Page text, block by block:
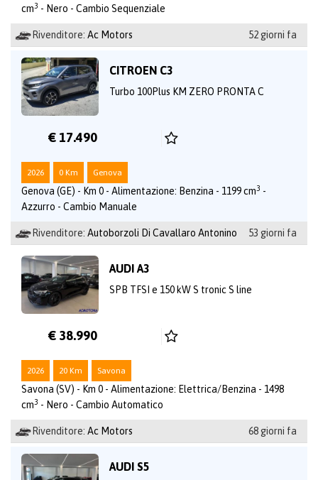
cm3 - Nero - Cambio Sequenziale
Rivenditore: Ac Motors 52 giorni fa
CITROEN C3
Turbo 100Plus KM ZERO PRONTA C
€ 17.490
2026 0 Km Genova
Genova (GE) - Km 0 - Alimentazione: Benzina - 1199 cm3 -
Azzurro - Cambio Manuale
Rivenditore: Autoborzoli Di Cavallaro Antonino 53 giorni fa
AUDI A3
SPB TFSI e 150 kW S tronic S line
€ 38.990
2026 20 Km Savona
Savona (SV) - Km 0 - Alimentazione: Elettrica/Benzina - 1498
cm3 - Nero - Cambio Automatico
Rivenditore: Ac Motors 68 giorni fa
AUDI S5